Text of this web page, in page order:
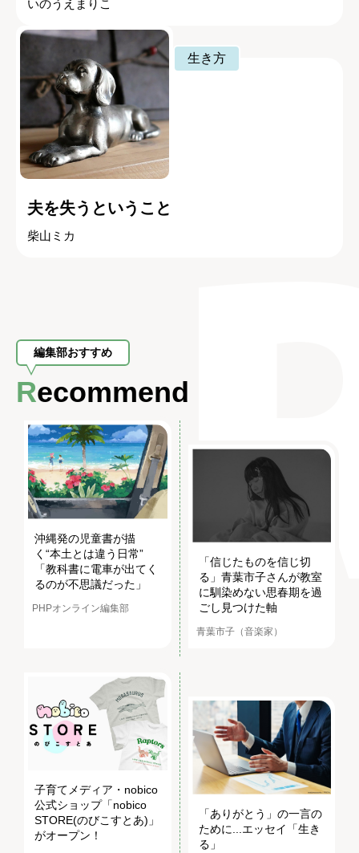
いのうえまりこ
生き方
夫を失うということ
柴山ミカ
編集部おすすめ
Recommend
沖縄発の児童書が描
く“本土とは違う日常”
「教科書に電車が出てく
るのが不思議だった」
PHPオンライン編集部
「信じたものを信じ切
る」青葉市子さんが教室
に馴染めない思春期を過
ごし見つけた軸
青葉市子（音楽家）
子育てメディア・nobico
公式ショップ「nobico
STORE(のびこすとあ)」
がオープン！
「ありがとう」の一言の
ために...エッセイ「生き
る」